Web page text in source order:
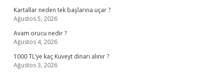
Kartallar neden tek başlarına uçar ?
Ağustos 5, 2026
Avam orucu nedir ?
Ağustos 4, 2026
1000 TL’ye kaç Kuveyt dinarı alınır ?
Ağustos 3, 2026